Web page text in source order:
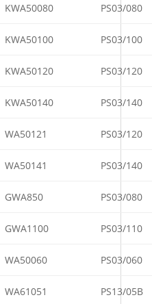
KWA50080 PS03/080
KWA50100 PS03/100
KWA50120 PS03/120
KWA50140 PS03/140
WA50121 PS03/120
WA50141 PS03/140
GWA850 PS03/080
GWA1100 PS03/110
WA50060 PS03/060
WA61051 PS13/05B